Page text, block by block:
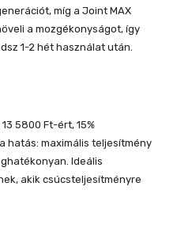
míg a Joint MAX
a mozgékonyságot, így
1-2 hét használat után.
5800 Ft-ért, 15%
hatás: maximális teljesítmény
Ideális
akik csúcsteljesítményre